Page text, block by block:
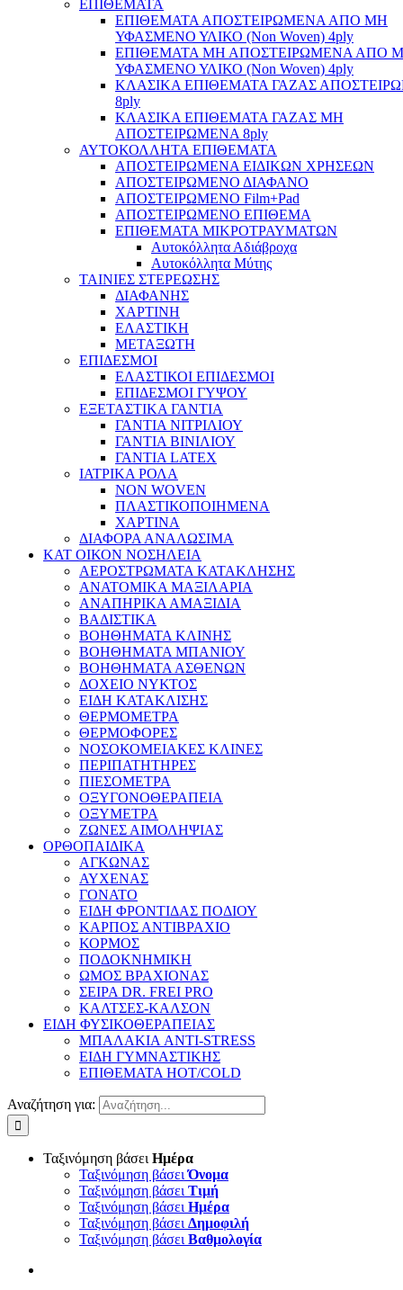
ΕΠΙΘΕΜΑΤΑ
ΕΠΙΘΕΜΑΤΑ ΑΠΟΣΤΕΙΡΩΜΕΝΑ ΑΠΟ ΜΗ
ΥΦΑΣΜΕΝΟ ΥΛΙΚΟ (Non Woven) 4ply
ΕΠΙΘΕΜΑΤΑ ΜΗ ΑΠΟΣΤΕΙΡΩΜΕΝΑ ΑΠΟ
ΥΦΑΣΜΕΝΟ ΥΛΙΚΟ (Non Woven) 4ply
ΚΛΑΣΙΚΑ ΕΠΙΘΕΜΑΤΑ ΓΑΖΑΣ
8ply
ΚΛΑΣΙΚΑ ΕΠΙΘΕΜΑΤΑ ΓΑΖΑΣ ΜΗ
ΑΠΟΣΤΕΙΡΩΜΕΝΑ 8ply
ΑΥΤΟΚΟΛΛΗΤΑ ΕΠΙΘΕΜΑΤΑ
ΑΠΟΣΤΕΙΡΩΜΕΝΑ ΕΙΔΙΚΩΝ ΧΡΗΣΕΩΝ
ΑΠΟΣΤΕΙΡΩΜΕΝΟ ΔΙΑΦΑΝΟ
ΑΠΟΣΤΕΙΡΩΜΕΝΟ Film+Pad
ΑΠΟΣΤΕΙΡΩΜΕΝΟ ΕΠΙΘΕΜΑ
ΕΠΙΘΕΜΑΤΑ ΜΙΚΡΟΤΡΑΥΜΑΤΩΝ
Αυτοκόλλητα Αδιάβροχα
Αυτοκόλλητα Μύτης
ΤΑΙΝΙΕΣ ΣΤΕΡΕΩΣΗΣ
ΔΙΑΦΑΝΗΣ
ΧΑΡΤΙΝΗ
ΕΛΑΣΤΙΚΗ
ΜΕΤΑΞΩΤΗ
ΕΠΙΔΕΣΜΟΙ
ΕΛΑΣΤΙΚΟΙ ΕΠΙΔΕΣΜΟΙ
ΕΠΙΔΕΣΜΟΙ ΓΥΨΟΥ
ΕΞΕΤΑΣΤΙΚΑ ΓΑΝΤΙΑ
ΓΑΝΤΙΑ ΝΙΤΡΙΛΙΟΥ
ΓΑΝΤΙΑ ΒΙΝΙΛΙΟΥ
ΓΑΝΤΙΑ LATEX
ΙΑΤΡΙΚΑ ΡΟΛΑ
NON WOVEN
ΠΛΑΣΤΙΚΟΠΟΙΗΜΕΝΑ
ΧΑΡΤΙΝΑ
ΔΙΑΦΟΡΑ ΑΝΑΛΩΣΙΜΑ
ΚΑΤ ΟΙΚΟΝ ΝΟΣΗΛΕΙΑ
ΑΕΡΟΣΤΡΩΜΑΤΑ ΚΑΤΑΚΛΗΣΗΣ
ΑΝΑΤΟΜΙΚΑ ΜΑΞΙΛΑΡΙΑ
ΑΝΑΠΗΡΙΚΑ ΑΜΑΞΙΔΙΑ
ΒΑΔΙΣΤΙΚΑ
ΒΟΗΘΗΜΑΤΑ ΚΛΙΝΗΣ
ΒΟΗΘΗΜΑΤΑ ΜΠΑΝΙΟΥ
ΒΟΗΘΗΜΑΤΑ ΑΣΘΕΝΩΝ
ΔΟΧΕΙΟ ΝΥΚΤΟΣ
ΕΙΔΗ ΚΑΤΑΚΛΙΣΗΣ
ΘΕΡΜΟΜΕΤΡΑ
ΘΕΡΜΟΦΟΡΕΣ
ΝΟΣΟΚΟΜΕΙΑΚΕΣ ΚΛΙΝΕΣ
ΠΕΡΙΠΑΤΗΤΗΡΕΣ
ΠΙΕΣΟΜΕΤΡΑ
ΟΞΥΓΟΝΟΘΕΡΑΠΕΙΑ
ΟΞΥΜΕΤΡΑ
ΖΩΝΕΣ ΑΙΜΟΛΗΨΙΑΣ
ΟΡΘΟΠΑΙΔΙΚΑ
ΑΓΚΩΝΑΣ
ΑΥΧΕΝΑΣ
ΓΟΝΑΤΟ
ΕΙΔΗ ΦΡΟΝΤΙΔΑΣ ΠΟΔΙΟΥ
ΚΑΡΠΟΣ ΑΝΤΙΒΡΑΧΙΟ
ΚΟΡΜΟΣ
ΠΟΔΟΚΝΗΜΙΚΗ
ΩΜΟΣ ΒΡΑΧΙΟΝΑΣ
ΣΕΙΡΑ DR. FREI PRO
ΚΑΛΤΣΕΣ-ΚΑΛΣΟΝ
ΕΙΔΗ ΦΥΣΙΚΟΘΕΡΑΠΕΙΑΣ
ΜΠΑΛΑΚΙΑ ANTI-STRESS
ΕΙΔΗ ΓΥΜΝΑΣΤΙΚΗΣ
ΕΠΙΘΕΜΑΤΑ HOT/COLD
Αναζήτηση για:
Ταξινόμηση βάσει Ημέρα
Ταξινόμηση βάσειΌνομα
Ταξινόμηση βάσει Τιμή
Ταξινόμηση βάσει Ημέρα
Ταξινόμηση βάσει Δημοφιλή
Ταξινόμηση βάσει Βαθμολογία